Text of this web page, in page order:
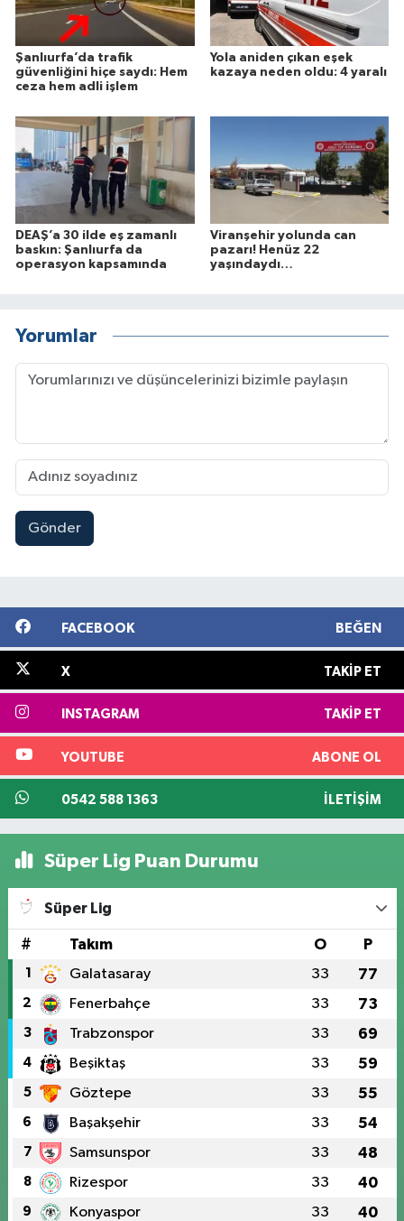
Şanlıurfa’da trafik
güvenliğini hiçe saydı: Hem
ceza hem adli işlem
Yola aniden çıkan eşek
kazaya neden oldu: 4 yaralı
DEAŞ’a 30 ilde eş zamanlı
baskın: Şanlıurfa da
operasyon kapsamında
Viranşehir yolunda can
pazarı! Henüz 22
yaşındaydı…
Yorumlar
Gönder
FACEBOOK BEĞEN
X TAKIP ET
INSTAGRAM TAKIP ET
YOUTUBE ABONE OL
0542 588 1363 İLETIŞIM
Süper Lig Puan Durumu
Süper Lig
# Takım O P
1 Galatasaray 33 77
2 Fenerbahçe 33 73
3 Trabzonspor 33 69
4 Beşiktaş 33 59
5 Göztepe 33 55
6 Başakşehir 33 54
7 Samsunspor 33 48
8 Rizespor 33 40
9 Konyaspor 33 40